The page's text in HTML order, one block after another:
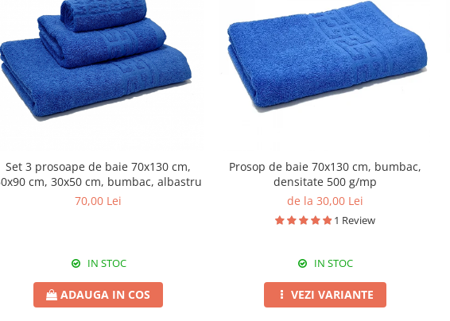
Set 3 prosoape de baie 70x130 cm,
cm, 30x50 cm, bumbac, albastru
70,00 Lei
IN STOC
ADAUGA IN COS
Prosop de baie 70x130 cm, bumbac,
densitate 500 g/mp
de la 30,00 Lei
1 Review
IN STOC
VEZI VARIANTE